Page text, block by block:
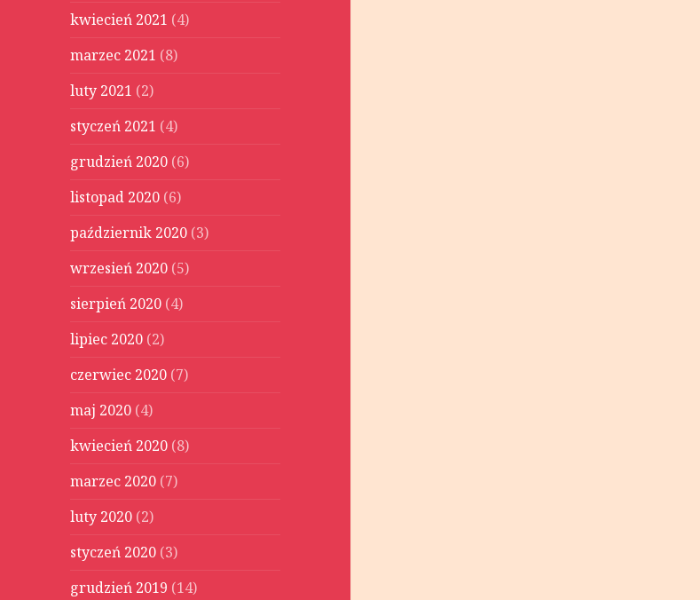
kwiecień 2021 (4)
marzec 2021 (8)
luty 2021 (2)
styczeń 2021 (4)
grudzień 2020 (6)
listopad 2020 (6)
październik 2020 (3)
wrzesień 2020 (5)
sierpień 2020 (4)
lipiec 2020 (2)
czerwiec 2020 (7)
maj 2020 (4)
kwiecień 2020 (8)
marzec 2020 (7)
luty 2020 (2)
styczeń 2020 (3)
grudzień 2019 (14)